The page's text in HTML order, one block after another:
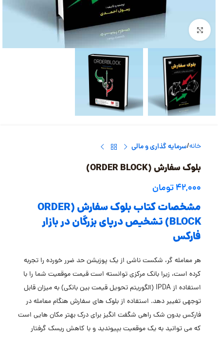
بزرگنمایی تصویر
خانه سرمایه گذاری و مالی
بلوک سفارش (ORDER BLOCK)
۴۲,۰۰۰تومان
مشخصات کتاب بلوک سفارش (ORDER
BLOCK) تشخیص درپای بزرگان در بازار
فارکس
هر معامله گر، شکست ناشی از یک پوزیشن حد ضرر خورده را تجربه
کرده است، زیرا بانک مرکزی توانسته است قیمت موقعیت شما را با
استفاده از IPDA (الگوریتم تحویل قیمت بین بانکی) به میزان قابل
توجهی تغییر دهد. استفاده از بلوک های سفارش هنگام معامله در
فارکس بدون شک راهی شگفت انگیز برای درک بهتر مکان هایی است
که می توانید به یک موقعیت بپیوندید و با کاهش ریسک گرفتار